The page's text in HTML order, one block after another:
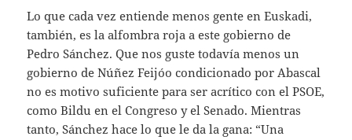
Lo que cada vez entiende menos gente en Euskadi,
también, es la alfombra roja a este gobierno de
Pedro Sánchez. Que nos guste todavía menos un
gobierno de Núñez Feijóo condicionado por Abascal
no es motivo suficiente para ser acrítico con el PSOE,
como Bildu en el Congreso y el Senado. Mientras
tanto, Sánchez hace lo que le da la gana: “Una